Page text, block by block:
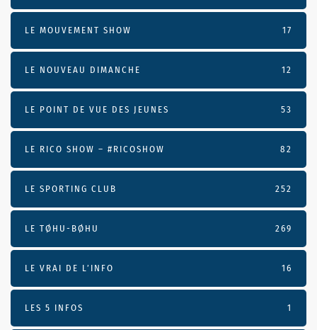
LE MOUVEMENT SHOW 17
LE NOUVEAU DIMANCHE 12
LE POINT DE VUE DES JEUNES 53
LE RICO SHOW – #RICOSHOW 82
LE SPORTING CLUB 252
LE TØHU-BØHU 269
LE VRAI DE L’INFO 16
LES 5 INFOS 1